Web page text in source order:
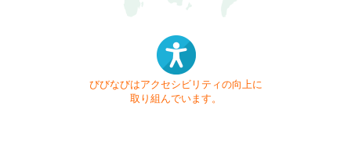
びびなびはアクセシビリティの向上に
取り組んでいます。